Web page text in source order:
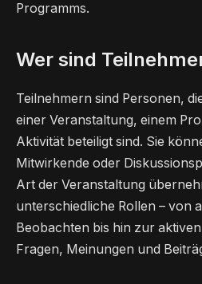
Programms.
Wer sind
Teilnehmern sind Personen,
einer Veranstaltung, einem
Aktivität beteiligt sind. Sie
Mitwirkende oder
Art der Veranstaltung
unterschiedliche Rollen – von
Beobachten bis hin zur
Fragen, Meinungen und